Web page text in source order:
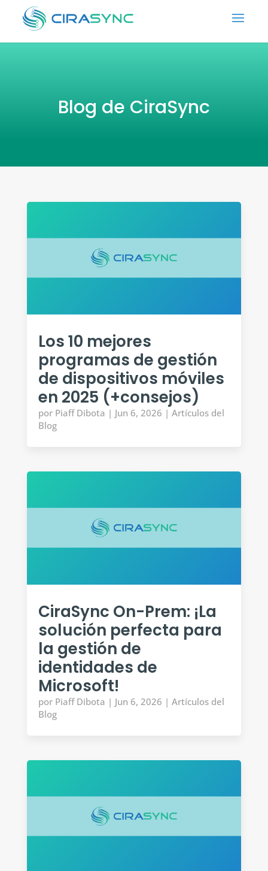
Blog de CiraSync
Los 10 mejores
programas de gestión
de dispositivos móviles
en 2025 (+consejos)
por Piaff Dibota | Jun 6, 2026 | Artículos del
Blog
CiraSync On-Prem: ¡La
solución perfecta para
la gestión de
identidades de
Microsoft!
por Piaff Dibota | Jun 6, 2026 | Artículos del
Blog